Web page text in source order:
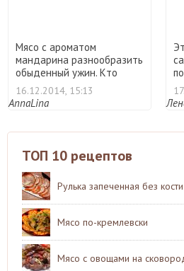
Мясо с ароматом
мандарина разнообразить
обыденный ужин. Кто
любит со ...
16.12.2014, 15:13
AnnaLina
ТОП 10 рецептов
Рулька запеченная без кости
Мясо по-кремлевски
Мясо с овощами на